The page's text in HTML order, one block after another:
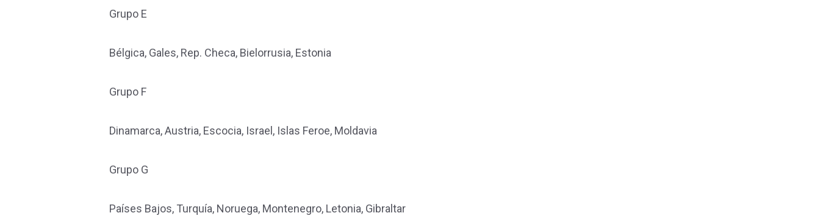
Grupo E
Bélgica, Gales, Rep. Checa, Bielorrusia, Estonia
Grupo F
Dinamarca, Austria, Escocia, Israel, Islas Feroe, Moldavia
Grupo G
Países Bajos, Turquía, Noruega, Montenegro, Letonia, Gibraltar